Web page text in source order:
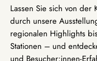
Lassen Sie sich von der
durch unsere
regionalen Highlights
Stationen – und